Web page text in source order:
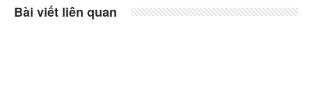
Bài viết liên quan